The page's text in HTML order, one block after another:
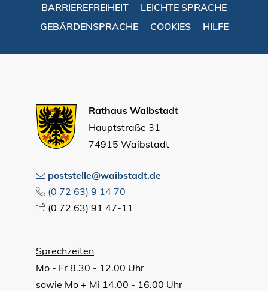
BARRIEREFREIHEIT
LEICHTE SPRACHE
GEBÄRDENSPRACHE
COOKIES HILFE
Rathaus Waibstadt
Hauptstraße 31
74915 Waibstadt
poststelle@waibstadt.de
(0 72 63) 9 14 70
(0 72 63) 91 47-11
Sprechzeiten
Mo - Fr 8.30 - 12.00 Uhr
sowie Mo + Mi 14.00 - 16.00 Uhr